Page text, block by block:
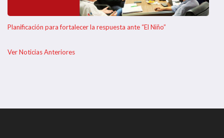
Planificación para fortalecer la respuesta ante “El Niño”
Ver Noticias Anteriores